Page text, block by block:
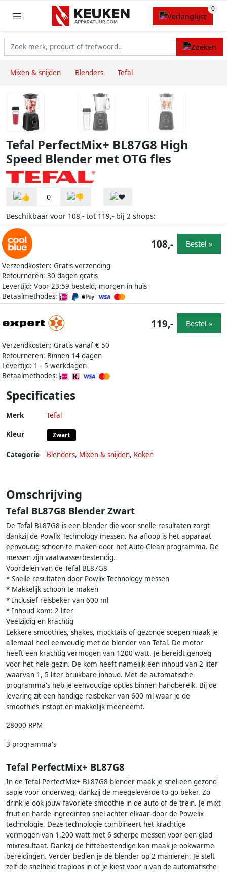
Mixen & snijden Blenders Tefal
Tefal PerfectMix+ BL87G8 High
Speed Blender met OTG fles
0
Beschikbaar voor 108,- tot 119,- bij 2 shops:
Verzendkosten: Gratis verzending
Retourneren: 30 dagen gratis
Levertijd: Voor 23:59 besteld, morgen in huis
Betaalmethodes:
108,- Bestel »
Verzendkosten: Gratis vanaf € 50
Retourneren: Binnen 14 dagen
Levertijd: 1 - 5 werkdagen
Betaalmethodes:
119,- Bestel »
Specificaties
Merk Tefal
Kleur Zwart
Categorie Blenders, Mixen & snijden, Koken
Omschrijving
Tefal BL87G8 Blender Zwart
De Tefal BL87G8 is een blender die voor snelle resultaten zorgt
dankzij de Powlix Technology messen. Na afloop is het apparaat
eenvoudig schoon te maken door het Auto-Clean programma. De
messen zijn vaatwasserbestendig.
Voordelen van de Tefal BL87G8
* Snelle resultaten door Powlix Technology messen
* Makkelijk schoon te maken
* Inclusief reisbeker van 600 ml
* Inhoud kom: 2 liter
Veelzijdig en krachtig
Lekkere smoothies, shakes, mocktails of gezonde soepen maak je
allemaal heel eenvoudig met de blender van Tefal. De motor
heeft een krachtig vermogen van 1200 watt. Je bereidt genoeg
voor het hele gezin. De kom heeft namelijk een inhoud van 2 liter
waarvan 1, 5 liter bruikbare inhoud. Met de automatische
programma's heb je eenvoudige opties binnen handbereik. Bij de
levering zit een handige reisbeker van 600 ml waar je de
smoothies instopt en makkelijk meeneemt.
28000 RPM
3 programma's
Tefal PerfectMix+ BL87G8
In de Tefal PerfectMix+ BL87G8 blender maak je snel een gezond
sapje voor onderweg, dankzij de meegeleverde to go beker. Zo
drink je ook jouw favoriete smoothie in de auto of de trein. Je mixt
fruit en harde ingredinten snel achter elkaar door de Powelix
technologie. Deze technologie combineert het krachtige
vermogen van 1.200 watt met 6 scherpe messen voor een glad
mixresultaat. Dankzij de hittebestendige kan maak je ookwarme
bereidingen. Verder bedien je de blender op 2 manieren. Je stelt
zelf de snelheid traploos in of je kiest voor n van de automatische